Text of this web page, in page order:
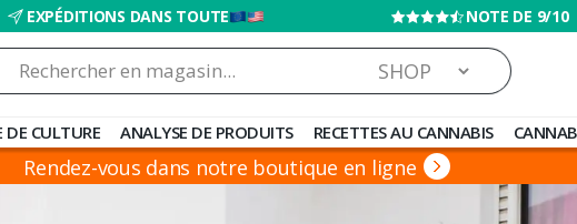
EXPÉDITIONS DANS TOUTE NOTE DE 9/10
:
DE CULTURE ANALYSE DE PRODUITS RECETTES AU CANNABIS
Rendez-vous dans notre boutique en ligne